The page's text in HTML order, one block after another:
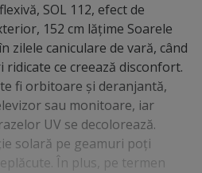
SOL 112, efect de
152 cm lăţime Soarele
zilele caniculare de vară, când
ce creează disconfort.
fi orbitoare şi deranjantă,
sau monitoare, iar
UV se decolorează.
solară pe geamuri poţi
În plus, pe termen